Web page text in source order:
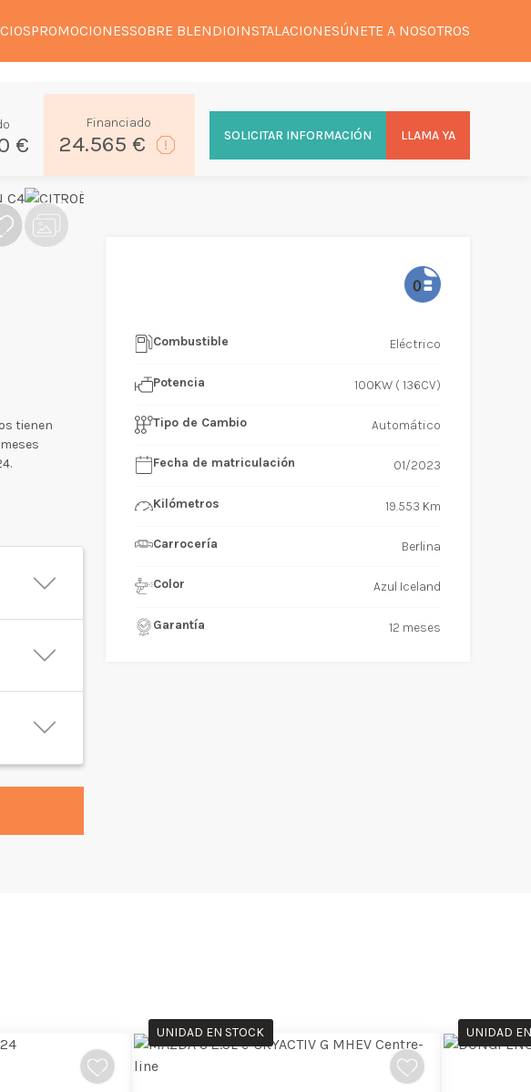
PROMOCIONESSOBRE BLENDIOINSTALACIONESÚNETE A NOSOTROS
€
Financiado
24.565 € SOLICITAR INFORMACIÓN LLAMA YA
tienen
Combustible Eléctrico
Potencia 100KW ( 136CV)
Tipo de Cambio Automático
Fecha de matriculación 01/2023
Kilómetros 19.553 Km
Carrocería Berlina
Color Azul Iceland
Garantía 12 meses
UNIDAD EN STOCK UNIDAD